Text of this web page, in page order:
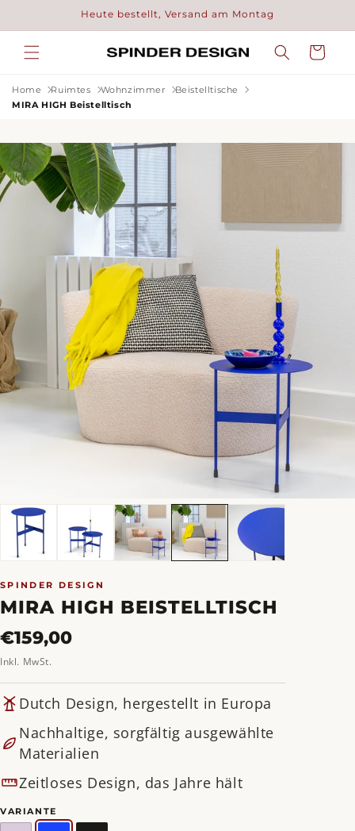
Inhalt
Heute bestellt, Versand am Montag
Warenkorb
Home Ruimtes Wohnzimmer
Beistelltische
MIRA HIGH Beistelltisch
SPINDER DESIGN
MIRA HIGH BEISTELLTISCH
Normaler
€159,00
Inkl. MwSt.
Dutch Design, hergestellt in Europa
Nachhaltige, sorgfältig ausgewählte
Materialien
Zeitloses Design, das Jahre hält
VARIANTE